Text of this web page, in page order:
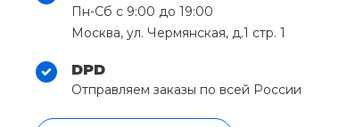
Пн-Сб с 9:00 до 19:00
Москва, ул. Чермянская, д.1 стр. 1
DPD
Отправляем заказы по всей России